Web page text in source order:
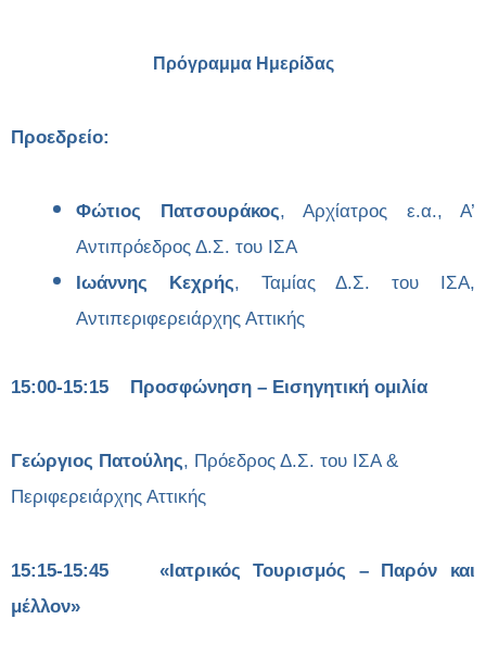
Πρόγραμμα Ημερίδας
Προεδρείο:
Φώτιος Πατσουράκος, Αρχίατρος ε.α., Α’
Αντιπρόεδρος Δ.Σ. του ΙΣΑ
Ιωάννης Κεχρής, Ταμίας Δ.Σ. του ΙΣΑ,
Αντιπεριφερειάρχης Αττικής
15:00-15:15 Προσφώνηση – Εισηγητική ομιλία
Γεώργιος Πατούλης, Πρόεδρος Δ.Σ. του ΙΣΑ &
Περιφερειάρχης Αττικής
15:15-15:45 «Ιατρικός Τουρισμός – Παρόν και
μέλλον»